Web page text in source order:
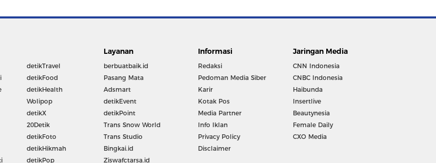
detikTravel
detikFood
detikHealth
Wolipop
detikX
20Detik
detikFoto
detikHikmah
detikPop
Layanan
berbuatbaik.id
Pasang Mata
Adsmart
detikEvent
detikPoint
Trans Snow World
Trans Studio
Bingkai.id
Ziswafctarsa.id
Informasi
Redaksi
Pedoman Media Siber
Karir
Kotak Pos
Media Partner
Info Iklan
Privacy Policy
Disclaimer
Jaringan Media
CNN Indonesia
CNBC Indonesia
Haibunda
Insertlive
Beautynesia
Female Daily
CXO Media